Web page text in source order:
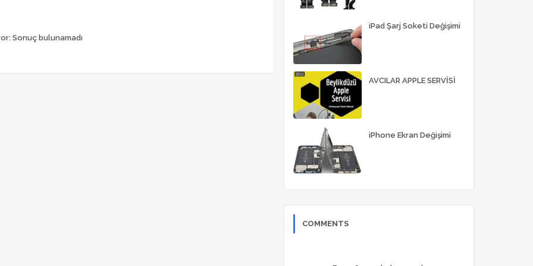
Sonuç bulunamadı
iPad Şarj Soketi Değişimi
AVCILAR APPLE SERVİSİ
iPhone Ekran Değişimi
COMMENTS